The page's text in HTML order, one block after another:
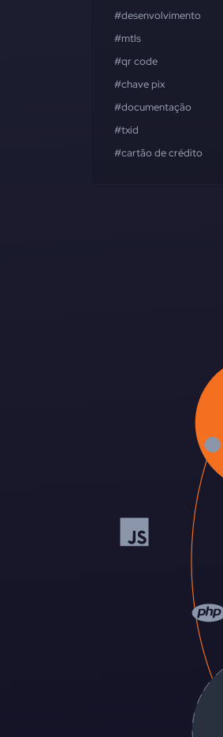
#desenvolvimento
#mtls
#qr code
#chave pix
#documentação
#txid
#cartão de crédito